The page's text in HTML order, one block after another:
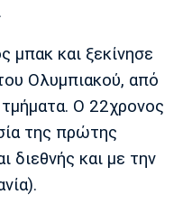
Άρσεναλ
μπακ και ξεκίνησε
Ολυμπιακού, από
Ο 22χρονος
της πρώτης
διεθνής και με την